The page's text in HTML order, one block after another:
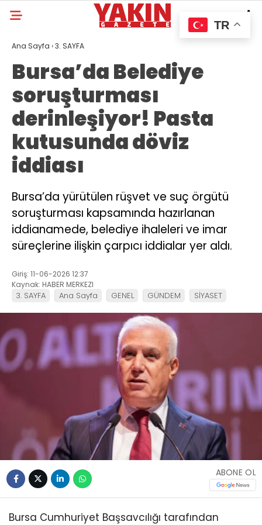
Ana Sayfa ›3. SAYFA
Bursa’da Belediye
soruşturması
derinleşiyor! Pasta
kutusunda döviz
iddiası
Bursa’da yürütülen rüşvet ve suç örgütü
soruşturması kapsamında hazırlanan
iddianamede, belediye ihaleleri ve imar
süreçlerine ilişkin çarpıcı iddialar yer aldı.
Giriş: 11-06-2026 12:37
Kaynak: HABER MERKEZI
3. SAYFA Ana Sayfa GENEL GÜNDEM SİYASET
ABONE OL
Bursa Cumhuriyet Başsavcılığı tarafından
TR